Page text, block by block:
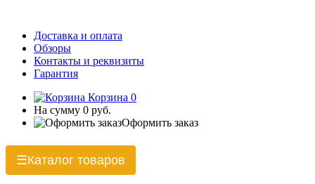
Доставка и оплата
Обзоры
Контакты и реквизиты
Гарантия
Корзина 0
На сумму 0 руб.
Оформить заказ
☰Каталог товаров